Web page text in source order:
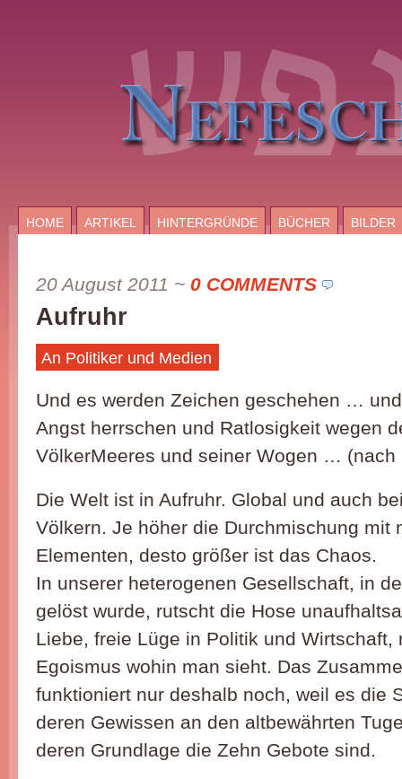
HOME ARTIKEL HINTERGRÜNDE BÜCHER BILDER
20 August 2011 ~ 0 COMMENTS
Aufruhr
An Politiker und Medien
Und es werden Zeichen geschehen …
Angst herrschen und Ratlosigkeit wegen
VölkerMeeres und seiner Wogen … (nach
Die Welt ist in Aufruhr. Global und auch
Völkern. Je höher die Durchmischung mit
Elementen, desto größer ist das Chaos.
In unserer heterogenen Gesellschaft, in
gelöst wurde, rutscht die Hose
Liebe, freie Lüge in Politik und Wirtschaft,
Egoismus wohin man sieht. Das
funktioniert nur deshalb noch, weil es die
deren Gewissen an den altbewährten
deren Grundlage die Zehn Gebote sind.